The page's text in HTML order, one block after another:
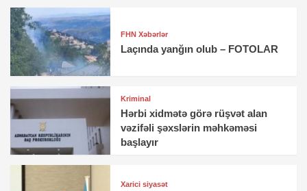
FHN Xəbərlər
Laçında yanğın olub – FOTOLAR
Kriminal
Hərbi xidmətə görə rüşvət alan
vəzifəli şəxslərin məhkəməsi
başlayır
Xarici siyasət